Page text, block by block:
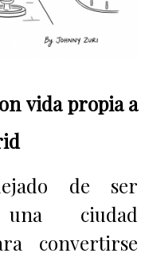
vida propia a
de ser
una ciudad
convertirse